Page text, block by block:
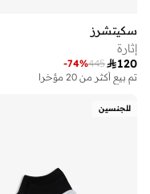
سكيتشرز
إثارة
120
445
-74%
تم بيع أكثر من 20 مؤخرا
للجنسين